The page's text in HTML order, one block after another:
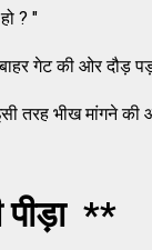
? "
गेट की ओर दौड़
तरह भीख मांगने की
**